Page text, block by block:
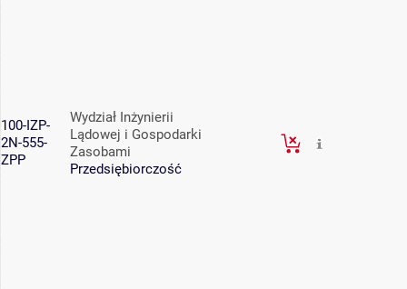
100-IZP-
2N-555-
ZPP
Wydział Inżynierii
Lądowej i Gospodarki
Zasobami
Przedsiębiorczość